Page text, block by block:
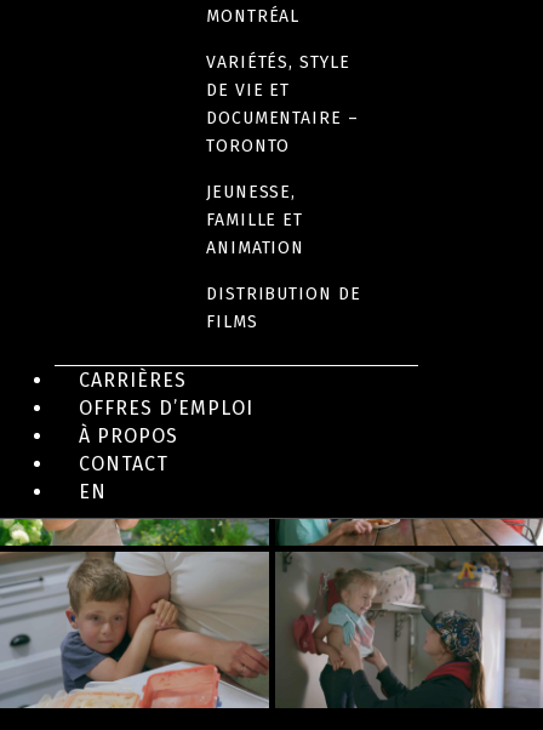
MONTRÉAL
VARIÉTÉS, STYLE
DE VIE ET
DOCUMENTAIRE –
TORONTO
JEUNESSE,
FAMILLE ET
ANIMATION
DISTRIBUTION DE
FILMS
CARRIÈRES
OFFRES D’EMPLOI
À PROPOS
CONTACT
EN
EN IMAGES